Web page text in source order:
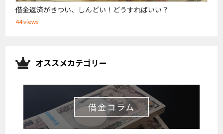
借金返済がきつい、しんどい！どうすればいい？
44 views
オススメカテゴリー
借金コラム